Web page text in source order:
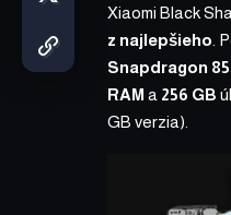
Xiaomi Black
z najlepšieho .
Snapdragon
RAM a 256 GB
GB verzia).